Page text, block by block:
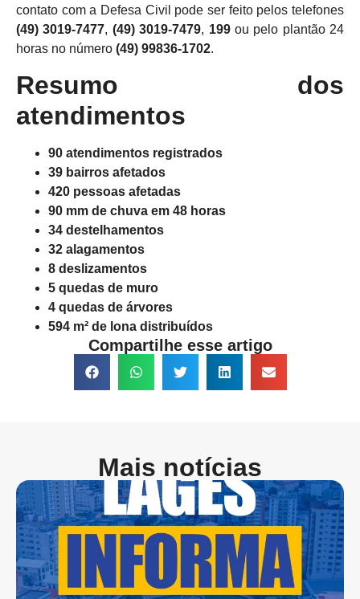
contato com a Defesa Civil pode ser feito pelos telefones
(49) 3019-7477, (49) 3019-7479, 199ou pelo plantão 24
horas no número (49) 99836-1702.
Resumo dos
atendimentos
90 atendimentos registrados
39 bairros afetados
420 pessoas afetadas
90 mm de chuva em 48 horas
34 destelhamentos
32 alagamentos
8 deslizamentos
5 quedas de muro
4 quedas de árvores
594 m² de lona distribuídos
Compartilhe esse artigo
Mais notícias